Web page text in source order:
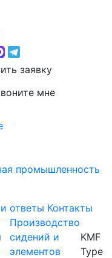
заявку
мне
промышленность
ответы Контакты
Производство
сидений и
элементов
KMF
Type